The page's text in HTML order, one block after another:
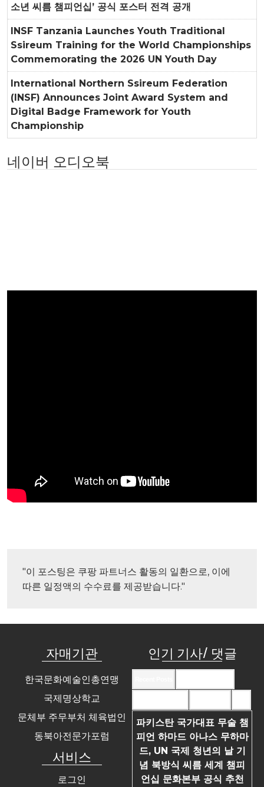
소년 씨름 챔피언십’ 공식 포스터 전격 공개
INSF Tanzania Launches Youth Traditional
Ssireum Training for the World Championships
Commemorating the 2026 UN Youth Day
International Northern Ssireum Federation
(INSF) Announces Joint Award System and
Digital Badge Framework for Youth
Championship
네이버 오디오북
"이 포스팅은 쿠팡 파트너스 활동의 일환으로, 이에
따른 일정액의 수수료를 제공받습니다."
자매기관
한국문화예술인총연맹
국제명상학교
문체부 주무부처 체육법인
동북아전문가포럼
서비스
로그인
인기 기사/ 댓글
파키스탄 국가대표 무술 챔
피언 하마드 아나스 무하마
드, UN 국제 청년의 날 기
념 북방식 씨름 세계 챔피
언십 문화본부 공식 추천